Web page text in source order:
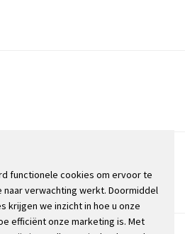
functionele cookies om ervoor te
verwachting werkt. Doormiddel
krijgen we inzicht in hoe u onze
efficiënt onze marketing is. Met